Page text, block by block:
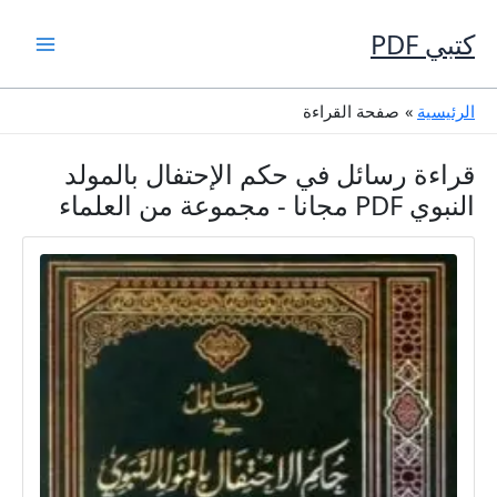
إلى
المحتوى
كتبي PDF
الرئيسية صفحة القراءة
قراءة رسائل في حكم الإحتفال بالمولد
النبوي PDF مجانا - مجموعة من العلماء